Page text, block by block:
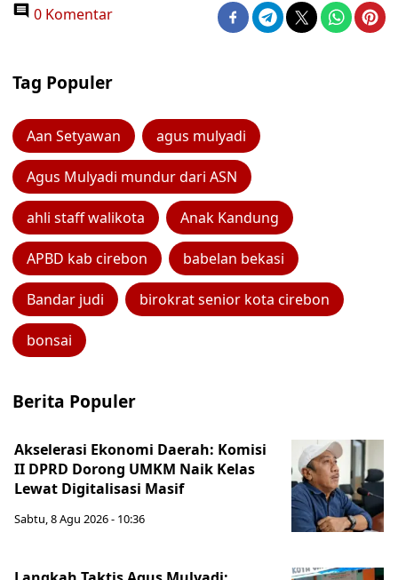
0 Komentar
Tag Populer
Aan Setyawan agus mulyadi
Agus Mulyadi mundur dari ASN
ahli staff walikota Anak Kandung
APBD kab cirebon babelan bekasi
Bandar judi birokrat senior kota cirebon
bonsai
Berita Populer
Akselerasi Ekonomi Daerah: Komisi
II DPRD Dorong UMKM Naik Kelas
Lewat Digitalisasi Masif
Sabtu, 8 Agu 2026 - 10:36